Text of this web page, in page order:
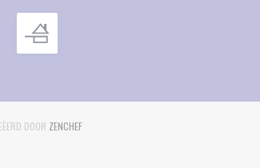
DOOR ZENCHEF((OPENT IN EEN NIEUW VENSTER))